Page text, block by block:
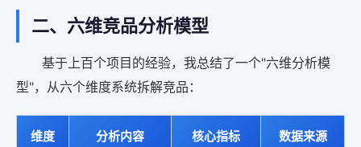
二、六维竞品分析模型
基于上百个项目的经验，我总结了一个"六维分析模
型"，从六个维度系统拆解竞品：
维度 分析内容 核心指标 数据来源